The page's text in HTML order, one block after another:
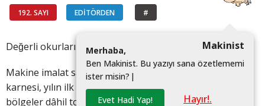
192. SAYI EDİTÖRDEN #
Makinist
Merhaba,
Ben Makinist. Bu yazıyı sana özetlememi
ister misin? |
Evet Hadi Yap! Hayır!.
Değerli okurlarımız,
Makine imalat sanayisinin ocak-nisan dönemi ihracat
karnesi, yılın ilk dört ayı sonunda Türkiye’nin serbest
bölgeler dâhil toplam makine ihracatının 1 milyon tonu